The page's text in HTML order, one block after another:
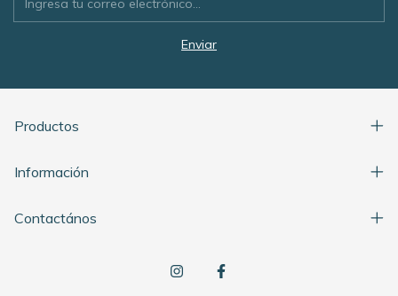
Productos
Información
Contactános